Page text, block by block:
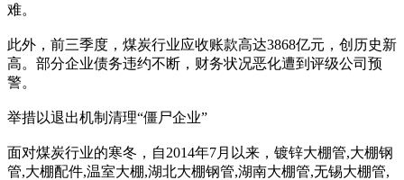
难。
此外，前三季度，煤炭行业应收账款高达3868亿元，创历史新
高。部分企业债务违约不断，财务状况恶化遭到评级公司预
警。
举措以退出机制清理“僵尸企业”
面对煤炭行业的寒冬，自2014年7月以来，镀锌大棚管,大棚钢
管,大棚配件,温室大棚,湖北大棚钢管,湖南大棚管,无锡大棚管,